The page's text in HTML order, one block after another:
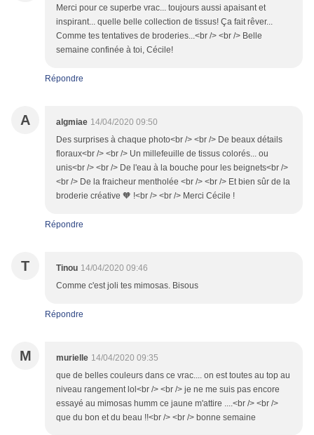
Merci pour ce superbe vrac... toujours aussi apaisant et
inspirant... quelle belle collection de tissus! Ça fait rêver...
Comme tes tentatives de broderies...<br /> <br /> Belle
semaine confinée à toi, Cécile!
Répondre
A algmiae 14/04/2020 09:50
Des surprises à chaque photo<br /> <br /> De beaux détails
floraux<br /> <br /> Un millefeuille de tissus colorés... ou
unis<br /> <br /> De l'eau à la bouche pour les beignets<br />
<br /> De la fraicheur mentholée <br /> <br /> Et bien sûr de la
broderie créative 🧡 !<br /> <br /> Merci Cécile !
Répondre
T Tinou 14/04/2020 09:46
Comme c'est joli tes mimosas. Bisous
Répondre
M murielle 14/04/2020 09:35
que de belles couleurs dans ce vrac.... on est toutes au top au
niveau rangement lol<br /> <br /> je ne me suis pas encore
essayé au mimosas humm ce jaune m'attire ....<br /> <br />
que du bon et du beau !!<br /> <br /> bonne semaine